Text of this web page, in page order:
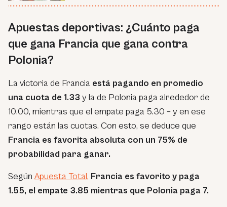
Apuestas deportivas: ¿Cuánto paga
que gana Francia que gana contra
Polonia?
La victoria de Francia está pagando en promedio
una cuota de 1.33 y la de Polonia paga alrededor de
10.00, mientras que el empate paga 5.30 – y en ese
rango están las cuotas. Con esto, se deduce que
Francia es favorita absoluta con un 75% de
probabilidad para ganar.
Según Apuesta Total, Francia es favorito y paga
1.55, el empate 3.85 mientras que Polonia paga 7.